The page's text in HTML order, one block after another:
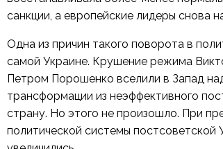
санкции, а европейские лидеры снова
Одна из причин такого поворота в
самой Украине. Крушение режима
Петром Порошенко вселили в Запад
трансформации из неэффективного
страну. Но этого не произошло. При
политической системы